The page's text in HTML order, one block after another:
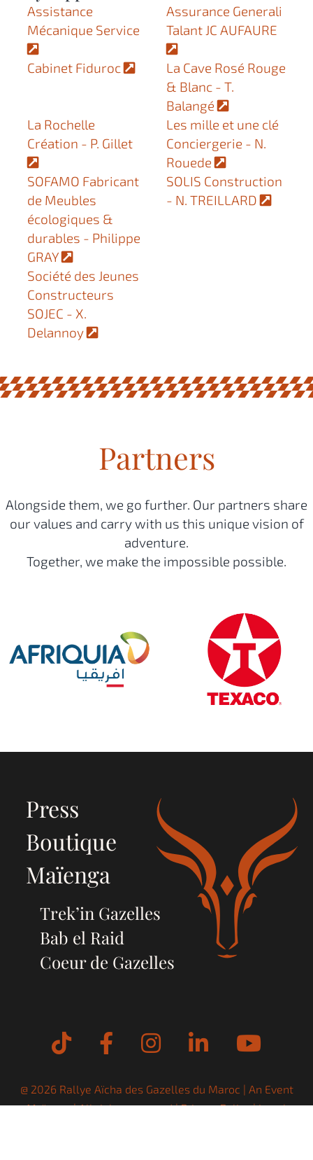
Assistance
Mécanique Service
Assurance Generali
Talant JC AUFAURE
Cabinet Fiduroc
La Cave Rosé Rouge
& Blanc - T.
Balangé
La Rochelle
Création - P. Gillet
Les mille et une clé
Conciergerie - N.
Rouede
SOFAMO Fabricant
de Meubles
écologiques &
durables - Philippe
GRAY
SOLIS Construction
- N. TREILLARD
Société des Jeunes
Constructeurs
SOJEC - X.
Delannoy
Partners
Alongside them, we go further. Our partners share
our values and carry with us this unique vision of
adventure.
Together, we make the impossible possible.
Press
Boutique
Maïenga
Trek’in Gazelles
Bab el Raid
Coeur de Gazelles
Tiktok FacebookInstagram
LinkedIn
@ 2026 Rallye Aïcha des Gazelles du Maroc | An Event
Maïenga| All rights reserved |Privacy Policy|Legal